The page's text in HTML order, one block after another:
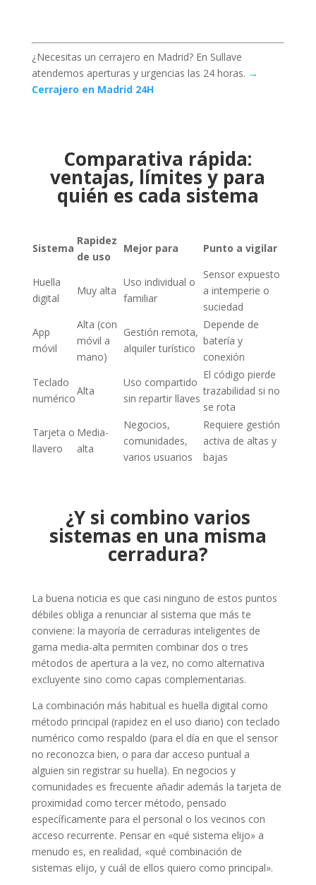
¿Necesitas un cerrajero en Madrid? En Sullave
atendemos aperturas y urgencias las 24 horas. →
Cerrajero en Madrid 24H
Comparativa rápida:
ventajas, límites y para
quién es cada sistema
Sistema
Rapidez
de uso
Mejor para Punto a vigilar
Huella
digital
Muy alta
Uso individual o
familiar
Sensor expuesto
a intemperie o
suciedad
App
móvil
Alta (con
móvil a
mano)
Gestión remota,
alquiler turístico
Depende de
batería y
conexión
Teclado
numérico
Alta
Uso compartido
sin repartir llaves
El código pierde
trazabilidad si no
se rota
Tarjeta o
llavero
Media-
alta
Negocios,
comunidades,
varios usuarios
Requiere gestión
activa de altas y
bajas
¿Y si combino varios
sistemas en una misma
cerradura?
La buena noticia es que casi ninguno de estos puntos
débiles obliga a renunciar al sistema que más te
conviene: la mayoría de cerraduras inteligentes de
gama media-alta permiten combinar dos o tres
métodos de apertura a la vez, no como alternativa
excluyente sino como capas complementarias.
La combinación más habitual es huella digital como
método principal (rapidez en el uso diario) con teclado
numérico como respaldo (para el día en que el sensor
no reconozca bien, o para dar acceso puntual a
alguien sin registrar su huella). En negocios y
comunidades es frecuente añadir además la tarjeta de
proximidad como tercer método, pensado
específicamente para el personal o los vecinos con
acceso recurrente. Pensar en «qué sistema elijo» a
menudo es, en realidad, «qué combinación de
sistemas elijo, y cuál de ellos quiero como principal».